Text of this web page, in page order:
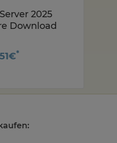
2025
Download
*